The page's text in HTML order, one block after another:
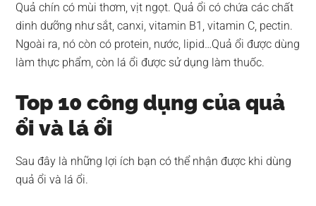
Quả chín có mùi thơm, vịt ngọt. Quả ổi có chứa các chất
dinh dưỡng như sắt, canxi, vitamin B1, vitamin C, pectin.
Ngoài ra, nó còn có protein, nước, lipid…Quả ổi được dùng
làm thực phẩm, còn lá ổi được sử dụng làm thuốc.
Top 10 công dụng của quả
ổi và lá ổi
Sau đây là những lợi ích bạn có thể nhận được khi dùng
quả ổi và lá ổi.